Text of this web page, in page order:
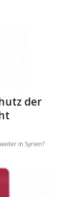
der
in Syrien?